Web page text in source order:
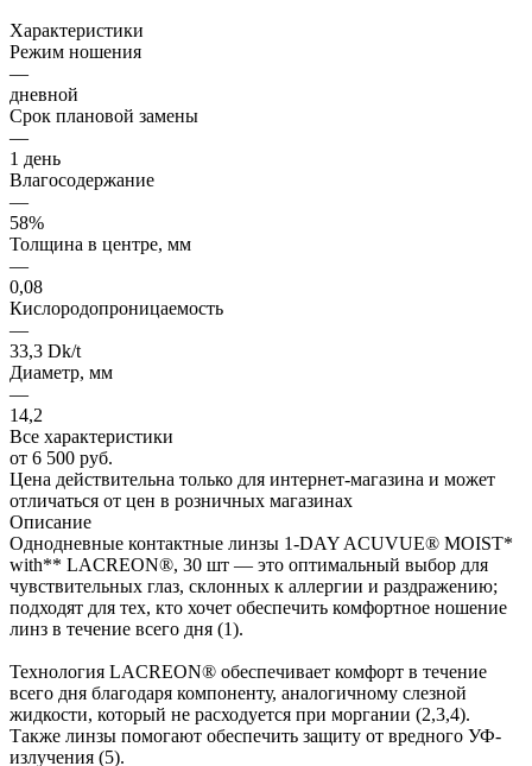
Характеристики
Режим ношения
—
дневной
Срок плановой замены
—
1 день
Влагосодержание
—
58%
Толщина в центре, мм
—
0,08
Кислородопроницаемость
—
33,3 Dk/t
Диаметр, мм
—
14,2
Все характеристики
от 6 500 руб.
Цена действительна только для интернет-магазина и может
отличаться от цен в розничных магазинах
Описание
Однодневные контактные линзы 1-DAY ACUVUE® MOIST*
with** LACREON®, 30 шт — это оптимальный выбор для
чувствительных глаз, склонных к аллергии и раздражению;
подходят для тех, кто хочет обеспечить комфортное ношение
линз в течение всего дня (1).
Технология LACREON® обеспечивает комфорт в течение
всего дня благодаря компоненту, аналогичному слезной
жидкости, который не расходуется при моргании (2,3,4).
Также линзы помогают обеспечить защиту от вредного УФ-
излучения (5).